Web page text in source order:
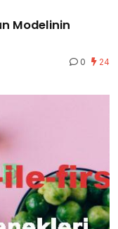
Modelinin
0 24